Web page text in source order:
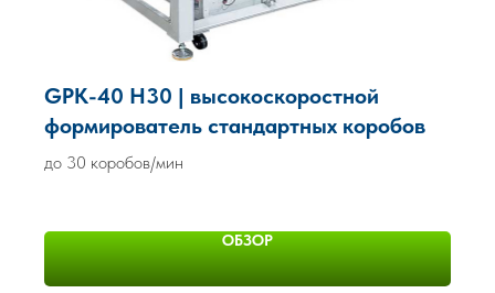
GPK-40 H30 | высокоскоростной
формирователь стандартных коробов
до 30 коробов/мин
ОБЗОР